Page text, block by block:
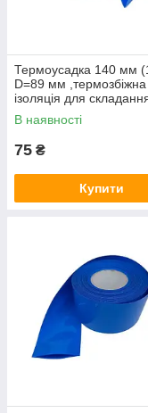
Термоусадка 140 мм
D=89 мм ,термозбіжна
ізоляція для
акумуляторів
В наявності
75 ₴
Купити